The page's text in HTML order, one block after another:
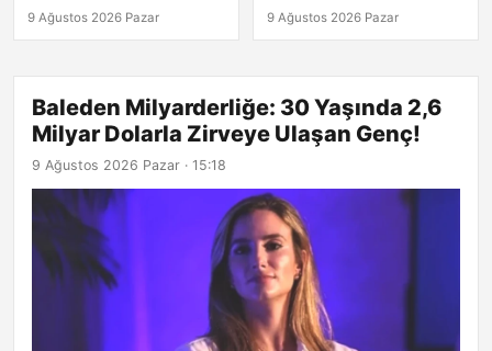
Yumuşatıcıya Gerek
Yok!
9 Ağustos 2026 Pazar 9 Ağustos 2026 Pazar
Baleden Milyarderliğe: 30 Yaşında 2,6
Milyar Dolarla Zirveye Ulaşan Genç!
9 Ağustos 2026 Pazar · 15:18